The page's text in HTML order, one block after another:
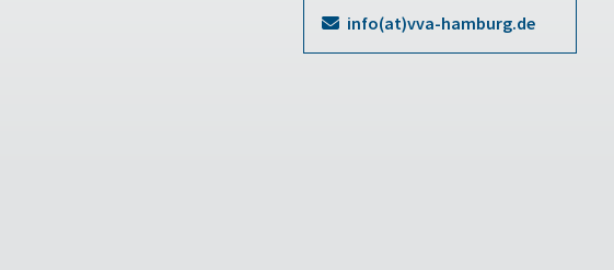
info(at)vva-hamburg.de